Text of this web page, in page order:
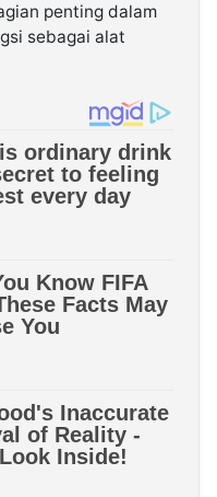
penting dalam
sebagai alat